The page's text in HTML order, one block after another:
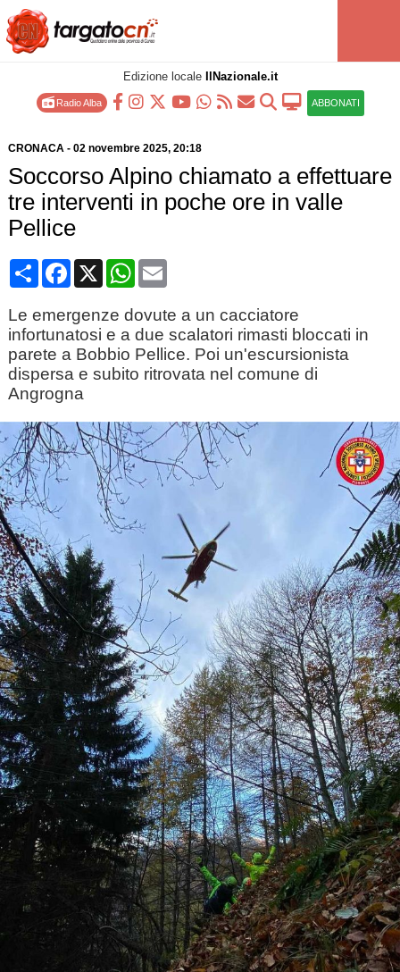
Edizione locale IlNazionale.it
Radio Alba ABBONATI
CRONACA- 02 novembre 2025, 20:18
Soccorso Alpino chiamato a effettuare
tre interventi in poche ore in valle
Pellice
CondividiFacebook
X WhatsApp
Email
Le emergenze dovute a un cacciatore
infortunatosi e a due scalatori rimasti bloccati in
parete a Bobbio Pellice. Poi un'escursionista
dispersa e subito ritrovata nel comune di
Angrogna